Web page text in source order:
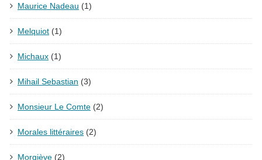
Maurice Nadeau (1)
Melquiot (1)
Michaux (1)
Mihail Sebastian (3)
Monsieur Le Comte (2)
Morales littéraires (2)
Morgiève (2)